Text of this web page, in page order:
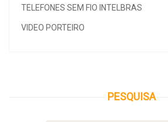
TELEFONES SEM FIO INTELBRAS
VIDEO PORTEIRO
PESQUISA